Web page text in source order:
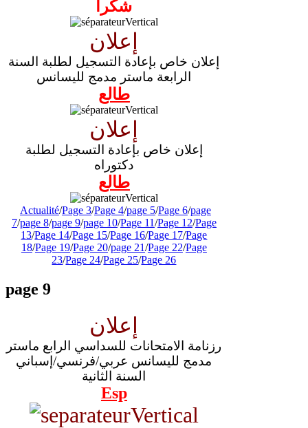
شكرا
إعلان
إعلان خاص بإعادة التسجيل لطلبة السنة
الرابعة ماستر مدمج لليسانس
طالع
إعلان
إعلان خاص بإعادة التسجيل لطلبة
دكتوراه
طالع
Actualité/Page 3/Page 4/page 5/Page 6/page
7/page 8/page 9/page 10/Page 11/Page 12/Page
13/Page 14/Page 15/Page 16/Page 17/Page
18/Page 19/Page 20/page 21/Page 22/Page
23/Page 24/Page 25/Page 26
page 9
إعلان
رزنامة الامتحانات للسداسي الرابع ماستر
مدمج لليسانس عربي/فرنسي/إسباني
السنة الثانية
Esp